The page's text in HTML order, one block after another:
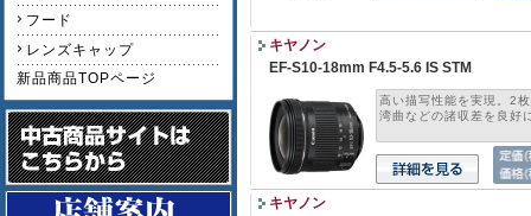
フード
レンズキャップ
新品商品TOPページ
キヤノン
EF-S10-18mm F4.5-5.6 IS STM
高い描写性能を実現。2
湾曲などの諸収差を良好
キヤノン